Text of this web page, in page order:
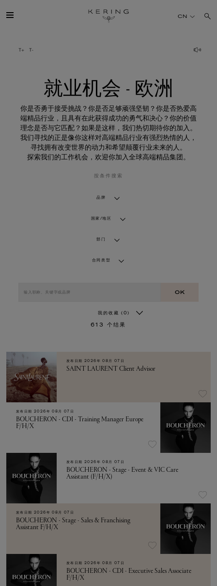
业
机
可持续发展
FINANCE
加入我们
CN
就业机会 - 欧洲
你是否勇于接受挑战？你是否足够顽强坚韧？你是否热爱高
端精品行业，且具有在此获得成功的勇气和决心？你的价值
理念是否与它匹配？如果是这样，我们热切期待你的加入。
我们寻找的正是像你这样对高端精品行业有强烈热情的人，
寻找拥有改变世界的动力和希望颠覆行业未来的人。
探索我们的工作机会，欢迎你加入全球高端精品集团。
按条件搜索
品牌
国家/地区
部门
合同类型
OK
我的收藏 (0)
613 个结果
发布日期 2026年 08月 07日
SAINT LAURENT Client Advisor
发布日期 2026年 08月 07日
BOUCHERON - CDI - Training Manager Europe
F/H/X
发布日期 2026年 08月 07日
BOUCHERON - Stage - Event & VIC Care
Assistant (F/H/X)
发布日期 2026年 08月 07日
BOUCHERON - Stage - Sales & Franchising
Assistant F/H/X
发布日期 2026年 08月 07日
BOUCHERON - CDI - Executive Sales Associate
F/H/X